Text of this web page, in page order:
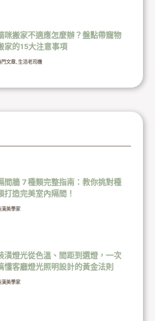
咪搬家不適應怎麼辦？盤點帶寵物
家的15大注意事項
門文章, 生活老司機
間牆 7 種類完整指南：教你挑對種
打造完美室內隔間！
潢美學家
潢燈光從色溫、間距到選燈，一次
懂客廳燈光照明設計的黃金法則
潢美學家